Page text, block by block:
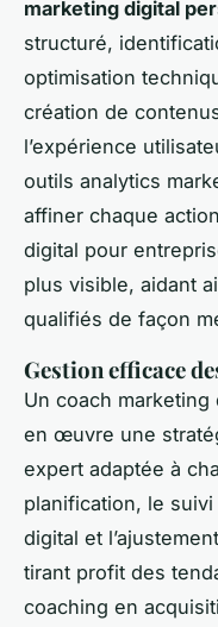
marketing digital
structuré,
optimisation
création de
l’expérience
outils analytics
affiner chaque
digital pour
plus visible, aidant
qualifiés de façon
Gestion efficace
Un coach
en œuvre une
expert adaptée à
planification, le
digital et
tirant profit des
coaching en